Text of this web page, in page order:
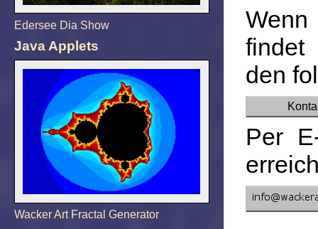
Edersee Dia Show
Java Applets
Wacker Art Fractal Generator
findet
den
Per